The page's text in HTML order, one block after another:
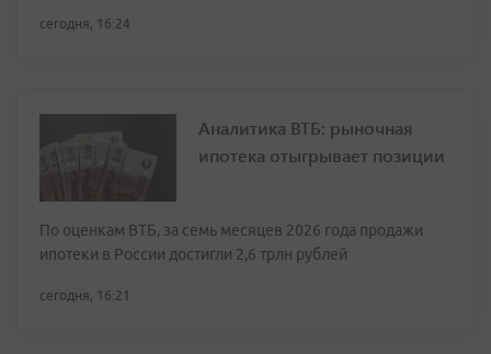
сегодня, 16:24
Аналитика ВТБ: рыночная
ипотека отыгрывает позиции
По оценкам ВТБ, за семь месяцев 2026 года продажи
ипотеки в России достигли 2,6 трлн рублей
сегодня, 16:21